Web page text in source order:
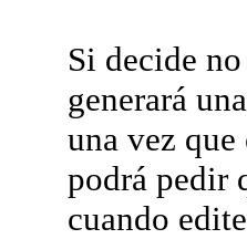
Si decide
generará
una vez
podrá pedir
cuando